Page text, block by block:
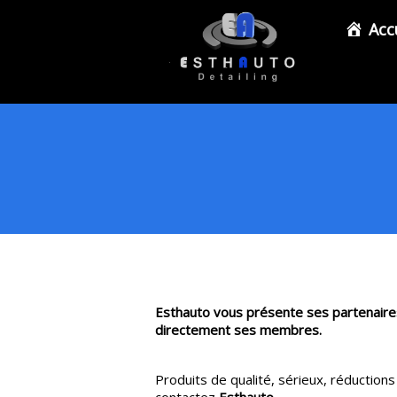
Esthauto vous présente ses
directement ses membres.
Produits de qualité, sérieux,